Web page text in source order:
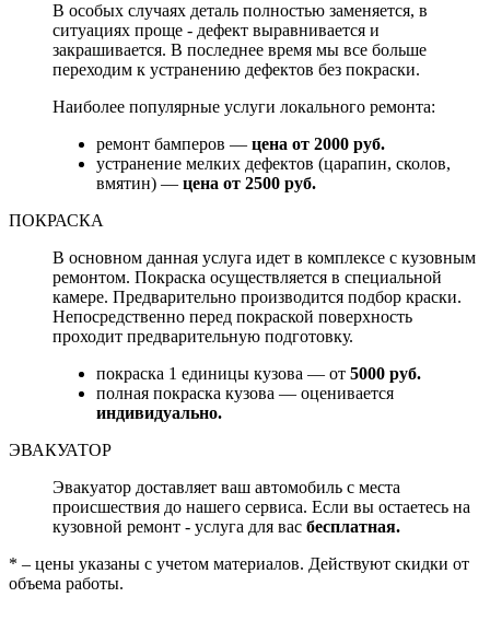
В особых случаях деталь полностью заменяется, в
ситуациях проще - дефект выравнивается и
закрашивается. В последнее время мы все больше
переходим к устранению дефектов без покраски.
Наиболее популярные услуги локального ремонта:
ремонт бамперов — цена от 2000 руб.
устранение мелких дефектов (царапин, сколов,
вмятин) — цена от 2500 руб.
ПОКРАСКА
В основном данная услуга идет в комплексе с кузовным
ремонтом. Покраска осуществляется в специальной
камере. Предварительно производится подбор краски.
Непосредственно перед покраской поверхность
проходит предварительную подготовку.
покраска 1 единицы кузова — от 5000 руб.
полная покраска кузова — оценивается
индивидуально.
ЭВАКУАТОР
Эвакуатор доставляет ваш автомобиль с места
происшествия до нашего сервиса. Если вы остаетесь на
кузовной ремонт - услуга для вас бесплатная.
* – цены указаны с учетом материалов. Действуют скидки от
объема работы.